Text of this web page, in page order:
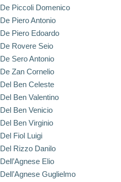
De Piccoli Domenico
De Piero Antonio
De Piero Edoardo
De Rovere Seio
De Sero Antonio
De Zan Cornelio
Del Ben Celeste
Del Ben Valentino
Del Ben Venicio
Del Ben Virginio
Del Fiol Luigi
Del Rizzo Danilo
Dell’Agnese Elio
Dell’Agnese Guglielmo